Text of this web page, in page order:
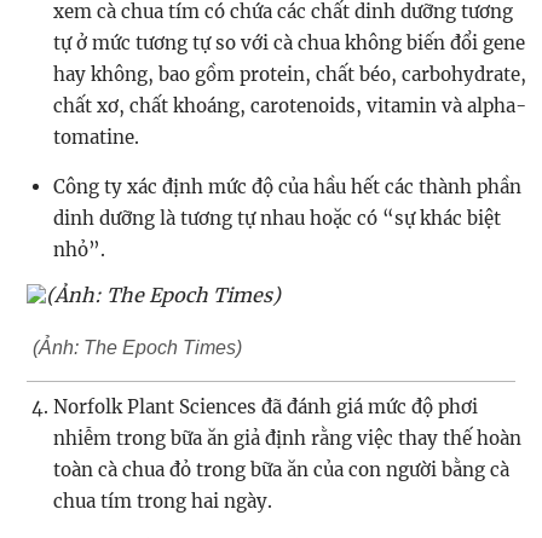
xem cà chua tím có chứa các chất dinh dưỡng tương
tự ở mức tương tự so với cà chua không biến đổi gene
hay không, bao gồm protein, chất béo, carbohydrate,
chất xơ, chất khoáng, carotenoids, vitamin và alpha-
tomatine.
Công ty xác định mức độ của hầu hết các thành phần
dinh dưỡng là tương tự nhau hoặc có “sự khác biệt
nhỏ”.
(Ảnh: The Epoch Times)
Norfolk Plant Sciences đã đánh giá mức độ phơi
nhiễm trong bữa ăn giả định rằng việc thay thế hoàn
toàn cà chua đỏ trong bữa ăn của con người bằng cà
chua tím trong hai ngày.